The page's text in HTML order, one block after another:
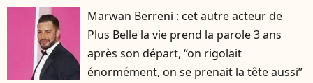
Marwan Berreni : cet autre acteur de
Plus Belle la vie prend la parole 3 ans
après son départ, “on rigolait
énormément, on se prenait la tête aussi”